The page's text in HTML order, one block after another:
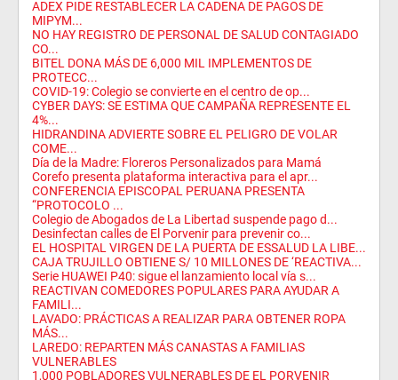
ADEX PIDE RESTABLECER LA CADENA DE PAGOS DE
MIPYM...
NO HAY REGISTRO DE PERSONAL DE SALUD CONTAGIADO
CO...
BITEL DONA MÁS DE 6,000 MIL IMPLEMENTOS DE
PROTECC...
COVID-19: Colegio se convierte en el centro de op...
CYBER DAYS: SE ESTIMA QUE CAMPAÑA REPRESENTE EL
4%...
HIDRANDINA ADVIERTE SOBRE EL PELIGRO DE VOLAR
COME...
Día de la Madre: Floreros Personalizados para Mamá
Corefo presenta plataforma interactiva para el apr...
CONFERENCIA EPISCOPAL PERUANA PRESENTA
“PROTOCOLO ...
Colegio de Abogados de La Libertad suspende pago d...
Desinfectan calles de El Porvenir para prevenir co...
EL HOSPITAL VIRGEN DE LA PUERTA DE ESSALUD LA LIBE...
CAJA TRUJILLO OBTIENE S/ 10 MILLONES DE ‘REACTIVA...
Serie HUAWEI P40: sigue el lanzamiento local vía s...
REACTIVAN COMEDORES POPULARES PARA AYUDAR A
FAMILI...
LAVADO: PRÁCTICAS A REALIZAR PARA OBTENER ROPA
MÁS...
LAREDO: REPARTEN MÁS CANASTAS A FAMILIAS
VULNERABLES
1,000 POBLADORES VULNERABLES DE EL PORVENIR